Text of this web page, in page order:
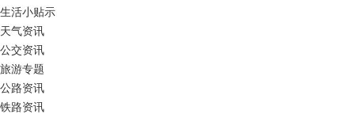
生活小贴示
天气资讯
公交资讯
旅游专题
公路资讯
铁路资讯